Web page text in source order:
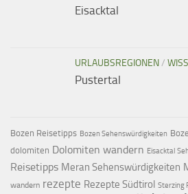
Eisacktal
URLAUBSREGIONEN/
Pustertal
Bozen Reisetipps Bozen Sehenswürdigkeiten
dolomiten Dolomiten wandern Eisacktal
Reisetipps Meran Sehenswürdigkeiten
wandern rezepte Rezepte Südtirol Sterzing